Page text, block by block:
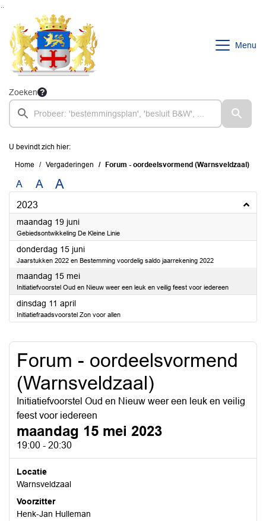
Ga naar de inhoud van deze pagina
Ga naar het zoeken
Ga naar het menu
Menu
Zoeken
U bevindt zich hier:
Home Vergaderingen Forum - oordeelsvormend (Warnsveldzaal)
A A A
2023
maandag 19 juni2023
Gebiedsontwikkeling De Kleine Linie
donderdag 15 juni2023
Jaarstukken 2022 en Bestemming voordelig saldo jaarrekening 2022
maandag 15 mei2023
Initiatiefvoorstel Oud en Nieuw weer een leuk en veilig feest voor iedereen
dinsdag 11 april2023
Initiatiefraadsvoorstel Zon voor allen
Forum - oordeelsvormend
(Warnsveldzaal)
Initiatiefvoorstel Oud en Nieuw weer een leuk en veilig
feest voor iedereen
maandag 15 mei 2023
19:00 - 20:30
Locatie
Warnsveldzaal
Voorzitter
Henk-Jan Hulleman